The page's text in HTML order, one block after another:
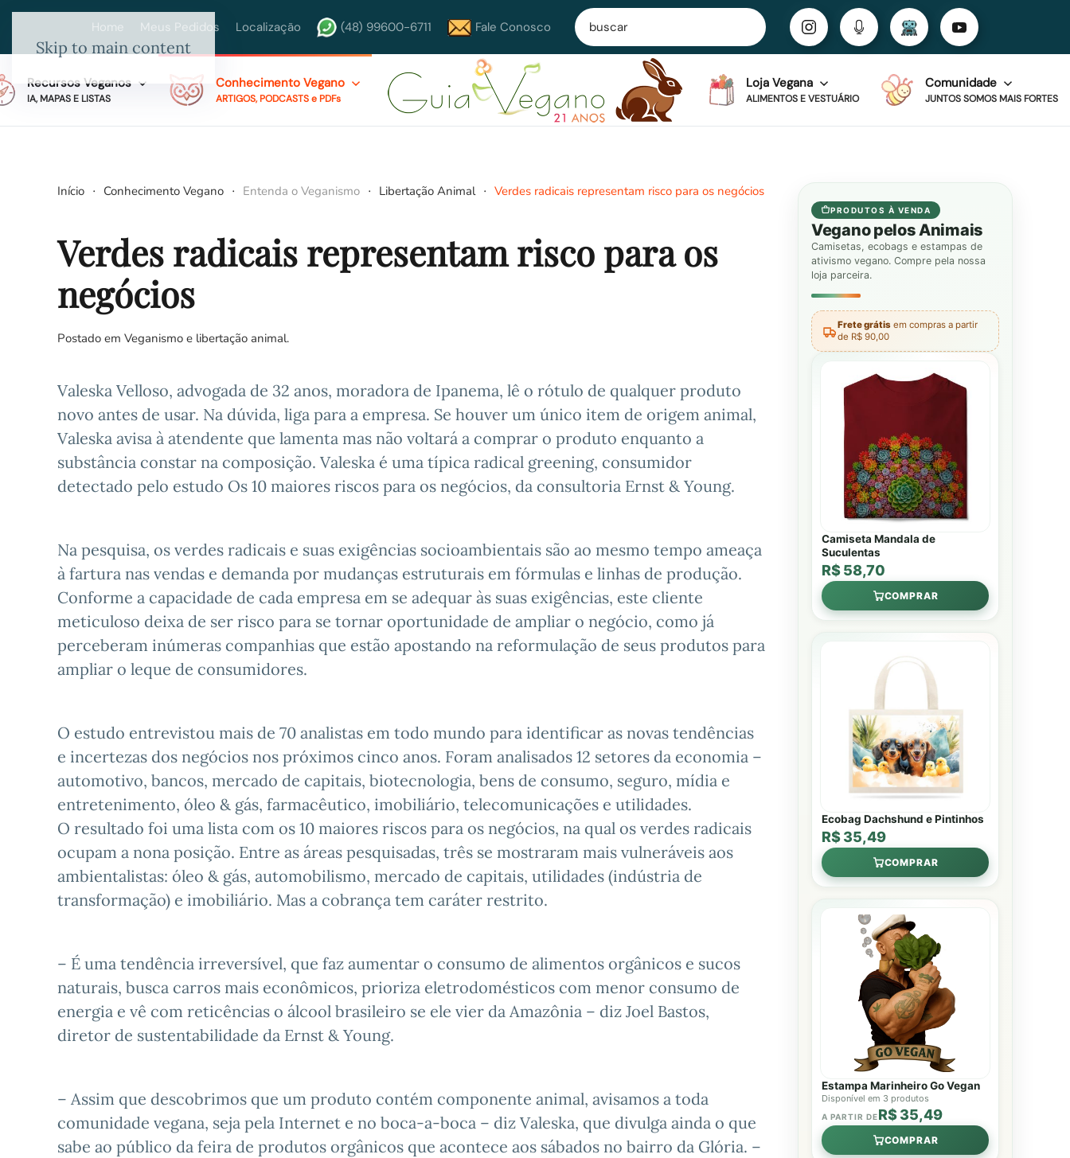
Skip to main content
Home Meus Pedidos Localização (48) 99600-6711 Fale Conosco
Recursos Veganos
IA, MAPAS E LISTAS
Conhecimento Vegano
ARTIGOS, PODCASTS e PDFs
Loja Vegana
ALIMENTOS E VESTUÁRIO
Comunidade
JUNTOS SOMOS MAIS FORTES
Início Conhecimento Vegano Entenda o Veganismo Libertação Animal Verdes radicais representam risco para os negócios
Verdes radicais representam risco para os
negócios
Postado em Veganismo e libertação animal.
Valeska Velloso, advogada de 32 anos, moradora de Ipanema, lê o rótulo de qualquer produto
novo antes de usar. Na dúvida, liga para a empresa. Se houver um único item de origem animal,
Valeska avisa à atendente que lamenta mas não voltará a comprar o produto enquanto a
substância constar na composição. Valeska é uma típica radical greening, consumidor
detectado pelo estudo Os 10 maiores riscos para os negócios, da consultoria Ernst & Young.
Na pesquisa, os verdes radicais e suas exigências socioambientais são ao mesmo tempo ameaça
à fartura nas vendas e demanda por mudanças estruturais em fórmulas e linhas de produção.
Conforme a capacidade de cada empresa em se adequar às suas exigências, este cliente
meticuloso deixa de ser risco para se tornar oportunidade de ampliar o negócio, como já
perceberam inúmeras companhias que estão apostando na reformulação de seus produtos para
ampliar o leque de consumidores.
O estudo entrevistou mais de 70 analistas em todo mundo para identificar as novas tendências
e incertezas dos negócios nos próximos cinco anos. Foram analisados 12 setores da economia –
automotivo, bancos, mercado de capitais, biotecnologia, bens de consumo, seguro, mídia e
entretenimento, óleo & gás, farmacêutico, imobiliário, telecomunicações e utilidades.
O resultado foi uma lista com os 10 maiores riscos para os negócios, na qual os verdes radicais
ocupam a nona posição. Entre as áreas pesquisadas, três se mostraram mais vulneráveis aos
ambientalistas: óleo & gás, automobilismo, mercado de capitais, utilidades (indústria de
transformação) e imobiliário. Mas a cobrança tem caráter restrito.
– É uma tendência irreversível, que faz aumentar o consumo de alimentos orgânicos e sucos
naturais, busca carros mais econômicos, prioriza eletrodomésticos com menor consumo de
energia e vê com reticências o álcool brasileiro se ele vier da Amazônia – diz Joel Bastos,
diretor de sustentabilidade da Ernst & Young.
– Assim que descobrimos que um produto contém componente animal, avisamos a toda
comunidade vegana, seja pela Internet e no boca-a-boca – diz Valeska, que divulga ainda o que
sabe ao público da feira de produtos orgânicos que acontece aos sábados no bairro da Glória. –
PRODUTOS À VENDA
Vegano pelos Animais
Camisetas, ecobags e estampas de
ativismo vegano. Compre pela nossa
loja parceira.
Frete grátis em compras a partir
de R$ 90,00
Camiseta Mandala de
Suculentas
R$ 58,70
COMPRAR
Ecobag Dachshund e Pintinhos
R$ 35,49
COMPRAR
Estampa Marinheiro Go Vegan
Disponível em 3 produtos
A PARTIR DER$ 35,49
COMPRAR